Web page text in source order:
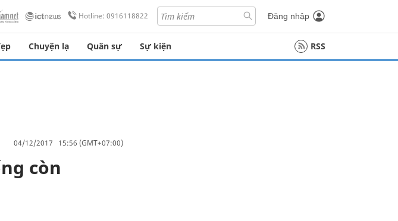
Hotline: 0916118822 Đăng nhập
Chuyện lạ Quân sự Sự kiện RSS
04/12/2017 15:56 (GMT+07:00)
còn